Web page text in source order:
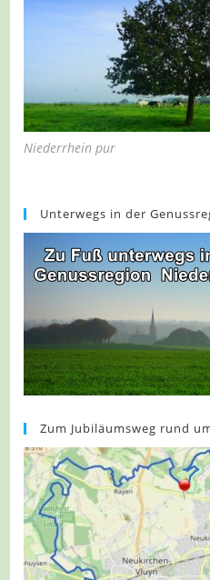
Niederrhein pur
Unterwegs in der
Zum Jubiläumsweg rund